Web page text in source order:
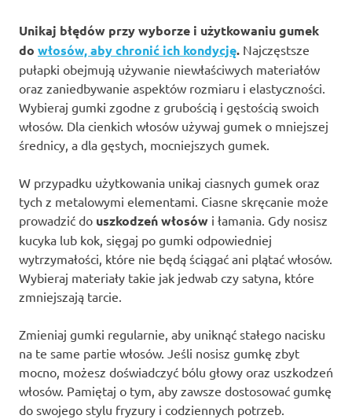
Unikaj błędów przy wyborze i użytkowaniu gumek
do włosów, aby chronić ich kondycję. Najczęstsze
pułapki obejmują używanie niewłaściwych materiałów
oraz zaniedbywanie aspektów rozmiaru i elastyczności.
Wybieraj gumki zgodne z grubością i gęstością swoich
włosów. Dla cienkich włosów używaj gumek o mniejszej
średnicy, a dla gęstych, mocniejszych gumek.
W przypadku użytkowania unikaj ciasnych gumek oraz
tych z metalowymi elementami. Ciasne skręcanie może
prowadzić do uszkodzeń włosów i łamania. Gdy nosisz
kucyka lub kok, sięgaj po gumki odpowiedniej
wytrzymałości, które nie będą ściągać ani plątać włosów.
Wybieraj materiały takie jak jedwab czy satyna, które
zmniejszają tarcie.
Zmieniaj gumki regularnie, aby uniknąć stałego nacisku
na te same partie włosów. Jeśli nosisz gumkę zbyt
mocno, możesz doświadczyć bólu głowy oraz uszkodzeń
włosów. Pamiętaj o tym, aby zawsze dostosować gumkę
do swojego stylu fryzury i codziennych potrzeb.